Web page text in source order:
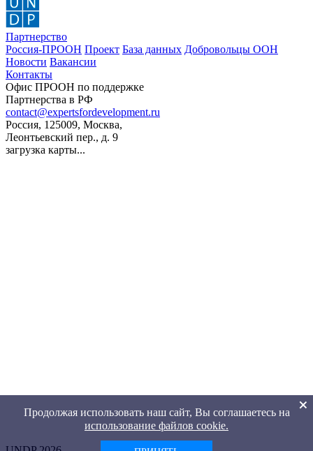
Партнерство
Россия-ПРООН Проект База данных Добровольцы ООН
Новости Вакансии
Контакты
Офис ПРООН по поддержке
Партнерства в РФ
contact@expertsfordevelopment.ru
Россия, 125009, Москва,
Леонтьевский пер., д. 9
загрузка карты...
Продолжая использовать наш сайт, Вы соглашаетесь на
использование файлов cookie.